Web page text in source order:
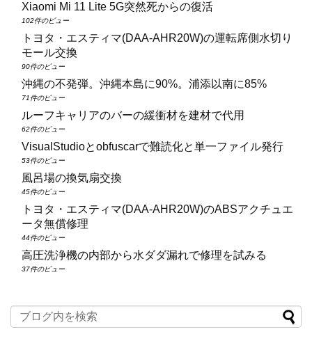
Xiaomi Mi 11 Lite 5G突然死からの復活
102件のビュー
トヨタ・エスティマ(DAA‑AHR20W)の運転席側水切り
モール交換
90件のビュー
沖縄の不発弾。沖縄本島に90%。浦添以南に85%
71件のビュー
ルーフキャリアのバーの緩衝材を建材で代用
62件のビュー
VisualStudioとobfuscarで難読化と単一ファイル発行
53件のビュー
風呂場の換気扇交換
45件のビュー
トヨタ・エスティマ(DAA‑AHR20W)のABSアクチュエ
ータ無償修理
44件のビュー
高圧洗浄機の内部から水ダダ漏れで修理を試みる
37件のビュー